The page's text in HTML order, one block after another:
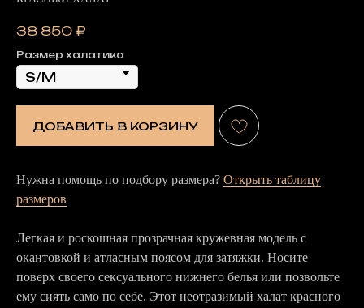
38 850 ₽
Размер халатика
ДОБАВИТЬ В КОРЗИНУ
Нужна помощь по подбору размера? Открыть таблицу
размеров
Легкая и роскошная прозрачная кружевная модель с
окантовкой и атласным поясом для затяжки. Носите
поверх своего сексуального нижнего белья или позвольте
ему сиять само по себе. Этот неотразимый халат красного